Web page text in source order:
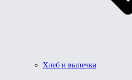
Хлеб и выпечка